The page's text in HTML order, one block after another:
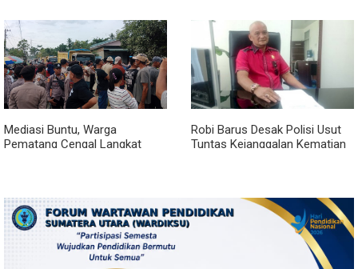
Sentang
Curhat
Mediasi Buntu, Warga
Pematang Cengal Langkat
Robi Barus Desak Polisi Usut
Tuntas Kejanggalan Kematian